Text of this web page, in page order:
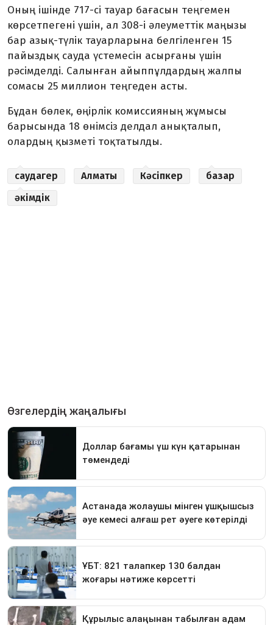
Оның ішінде 717-сі тауар бағасын теңгемен
көрсетпегені үшін, ал 308-і әлеуметтік маңызы
бар азық-түлік тауарларына белгіленген 15
пайыздық сауда үстемесін асырғаны үшін
рәсімделді. Салынған айыппұлдардың жалпы
сомасы 25 миллион теңгеден асты.
Бұдан бөлек, өңірлік комиссияның жұмысы
барысында 18 өнімсіз делдал анықталып,
олардың қызметі тоқтатылды.
саудагер Алматы Кәсіпкер
базар
әкімдік